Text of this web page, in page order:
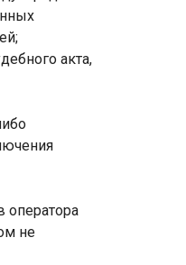
акта,
оператора
не